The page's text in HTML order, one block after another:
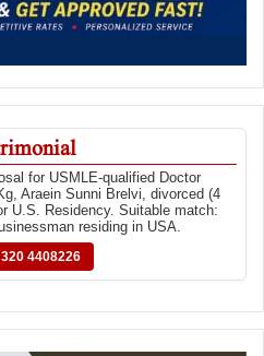
for USMLE-qualified Doctor
Araein Sunni Brelvi, divorced (4
U.S. Residency. Suitable match:
residing in USA.
4408226